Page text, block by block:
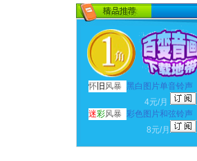
怀 旧 风暴
黑白图片单音铃声
4元/月
迷彩风暴 彩色图片和弦铃声
8元/月